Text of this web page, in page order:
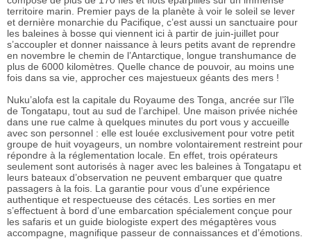
territoire marin. Premier pays de la planète à voir le soleil se lever
et dernière monarchie du Pacifique, c’est aussi un sanctuaire pour
les baleines à bosse qui viennent ici à partir de juin-juillet pour
s’accoupler et donner naissance à leurs petits avant de reprendre
en novembre le chemin de l’Antarctique, longue transhumance de
plus de 6000 kilomètres. Quelle chance de pouvoir, au moins une
fois dans sa vie, approcher ces majestueux géants des mers !
Nuku’alofa est la capitale du Royaume des Tonga, ancrée sur l’île
de Tongatapu, tout au sud de l’archipel. Une maison privée nichée
dans une rue calme à quelques minutes du port vous y accueille
avec son personnel : elle est louée exclusivement pour votre petit
groupe de huit voyageurs, un nombre volontairement restreint pour
répondre à la réglementation locale. En effet, trois opérateurs
seulement sont autorisés à nager avec les baleines à Tongatapu et
leurs bateaux d’observation ne peuvent embarquer que quatre
passagers à la fois. La garantie pour vous d’une expérience
authentique et respectueuse des cétacés. Les sorties en mer
s’effectuent à bord d’une embarcation spécialement conçue pour
les safaris et un guide biologiste expert des mégaptères vous
accompagne, magnifique passeur de connaissances et d’émotions.